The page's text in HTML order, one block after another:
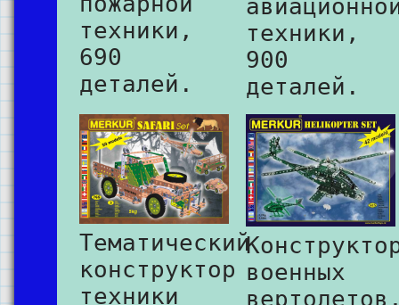
техники,
690
деталей.
техники,
900
деталей.
Тематический
конструктор
техники
военных